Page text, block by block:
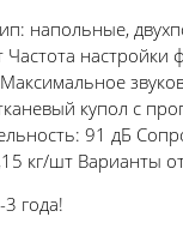
напольные,
настройки
купол с
91 дБ
кг/шт Варианты
3 года!